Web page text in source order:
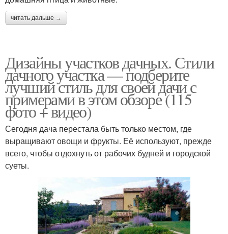
читать дальше →
Дизайны участков дачных. Стили
дачного участка — подберите
лучший стиль для своей дачи с
примерами в этом обзоре (115
фото + видео)
Сегодня дача перестала быть только местом, где
выращивают овощи и фрукты. Её используют, прежде
всего, чтобы отдохнуть от рабочих будней и городской
суеты.